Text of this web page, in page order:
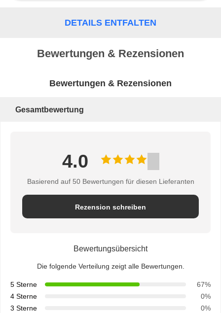
POLICY
DETAILS ENTFALTEN
Bewertungen & Rezensionen
Bewertungen & Rezensionen
Gesamtbewertung
4.0
Basierend auf 50 Bewertungen für diesen Lieferanten
Rezension schreiben
Bewertungsübersicht
Die folgende Verteilung zeigt alle Bewertungen.
5 Sterne
67%
4 Sterne
0%
3 Sterne
0%